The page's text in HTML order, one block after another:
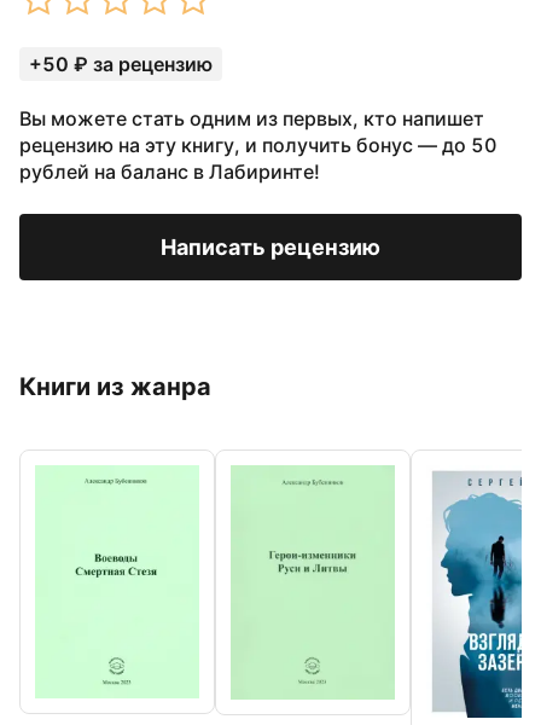
+50 ₽ за рецензию
Вы можете стать одним из первых, кто напишет
рецензию на эту книгу, и получить бонус — до 50
рублей на баланс в Лабиринте!
Написать рецензию
Книги из жанра